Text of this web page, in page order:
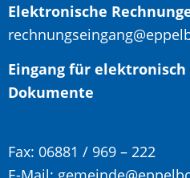
Elektronische
Eingang für
Dokumente
Fax: 06881 / 969 – 222